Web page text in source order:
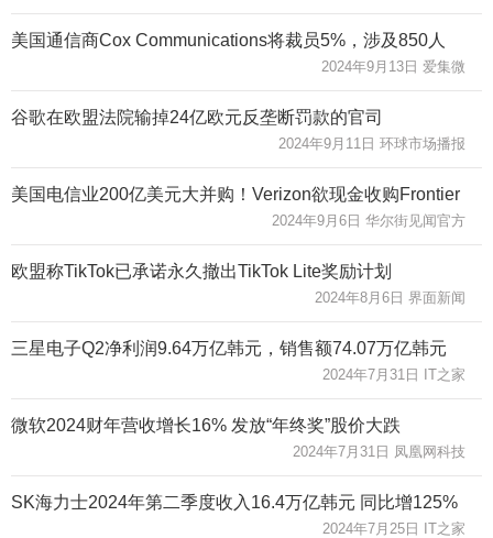
美国通信商Cox Communications将裁员5%，涉及850人
2024年9月13日 爱集微
谷歌在欧盟法院输掉24亿欧元反垄断罚款的官司
2024年9月11日 环球市场播报
美国电信业200亿美元大并购！Verizon欲现金收购Frontier
2024年9月6日 华尔街见闻官方
欧盟称TikTok已承诺永久撤出TikTok Lite奖励计划
2024年8月6日 界面新闻
三星电子Q2净利润9.64万亿韩元，销售额74.07万亿韩元
2024年7月31日 IT之家
微软2024财年营收增长16% 发放“年终奖”股价大跌
2024年7月31日 凤凰网科技
SK海力士2024年第二季度收入16.4万亿韩元 同比增125%
2024年7月25日 IT之家